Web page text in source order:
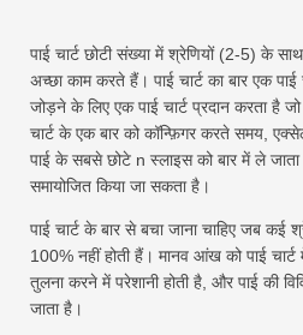
पाई चार्ट छोटी संख्या में श्रेणियों (2-5) के
अच्छा काम करते हैं। पाई चार्ट का बार एक पाई
जोड़ने के लिए एक पाई चार्ट प्रदान करता है
चार्ट के एक बार को कॉन्फ़िगर करते समय,
पाई के सबसे छोटे n स्लाइस को बार में ले
समायोजित किया जा सकता है।
पाई चार्ट के बार से बचा जाना चाहिए जब कई
100% नहीं होती हैं। मानव आंख को पाई
तुलना करने में परेशानी होती है, और पाई की
जाता है।